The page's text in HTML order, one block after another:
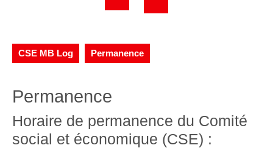
Button
CSE MB Log Permanence
Permanence
Horaire de permanence du Comité
social et économique (CSE) :